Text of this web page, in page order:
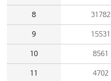
8 31782
9 15531
10 8561
11 4702